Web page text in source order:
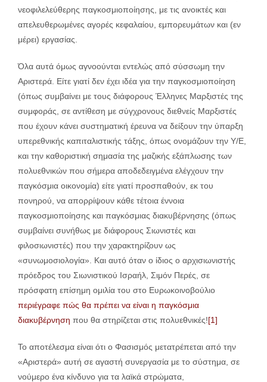
νεοφιλελεύθερης παγκοσμιοποίησης, με τις ανοικτές και
απελευθερωμένες αγορές κεφαλαίου, εμπορευμάτων και (εν
μέρει) εργασίας.
Όλα αυτά όμως αγνοούνται εντελώς από σύσσωμη την
Αριστερά. Είτε γιατί δεν έχει ιδέα για την παγκοσμιοποίηση
(όπως συμβαίνει με τους διάφορους Έλληνες Μαρξιστές της
συμφοράς, σε αντίθεση με σύγχρονους διεθνείς Μαρξιστές
που έχουν κάνει συστηματική έρευνα να δείξουν την ύπαρξη
υπερεθνικής καπιταλιστικής τάξης, όπως ονομάζουν την Υ/Ε,
και την καθοριστική σημασία της μαζικής εξάπλωσης των
πολυεθνικών που σήμερα αποδεδειγμένα ελέγχουν την
παγκόσμια οικονομία) είτε γιατί προσπαθούν, εκ του
πονηρού, να απορρίψουν κάθε τέτοια έννοια
παγκοσμιοποίησης και παγκόσμιας διακυβέρνησης (όπως
συμβαίνει συνήθως με διάφορους Σιωνιστές και
φιλοσιωνιστές) που την χαρακτηρίζουν ως
«συνωμοσιολογία». Και αυτό όταν ο ίδιος ο αρχισιωνιστής
πρόεδρος του Σιωνιστικού Ισραήλ, Σιμόν Περές, σε
πρόσφατη επίσημη ομιλία του στο Ευρωκοινοβούλιο
περιέγραφε πώς θα πρέπει να είναι η παγκόσμια
διακυβέρνηση που θα στηρίζεται στις πολυεθνικές![1]
Το αποτέλεσμα είναι ότι ο Φασισμός μετατρέπεται από την
«Αριστερά» αυτή σε αγαστή συνεργασία με το σύστημα, σε
νούμερο ένα κίνδυνο για τα λαϊκά στρώματα,